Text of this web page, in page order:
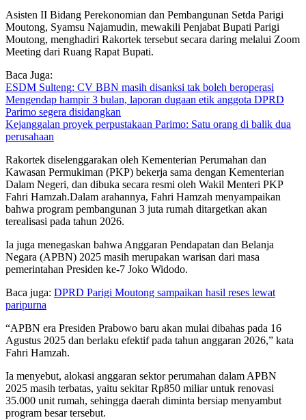
Asisten II Bidang Perekonomian dan Pembangunan Setda Parigi
Moutong, Syamsu Najamudin, mewakili Penjabat Bupati Parigi
Moutong, menghadiri Rakortek tersebut secara daring melalui Zoom
Meeting dari Ruang Rapat Bupati.
Baca Juga:
ESDM Sulteng: CV BBN masih disanksi tak boleh beroperasi
Mengendap hampir 3 bulan, laporan dugaan etik anggota DPRD
Parimo segera disidangkan
Kejanggalan proyek perpustakaan Parimo: Satu orang di balik dua
perusahaan
Rakortek diselenggarakan oleh Kementerian Perumahan dan
Kawasan Permukiman (PKP) bekerja sama dengan Kementerian
Dalam Negeri, dan dibuka secara resmi oleh Wakil Menteri PKP
Fahri Hamzah.Dalam arahannya, Fahri Hamzah menyampaikan
bahwa program pembangunan 3 juta rumah ditargetkan akan
terealisasi pada tahun 2026.
Ia juga menegaskan bahwa Anggaran Pendapatan dan Belanja
Negara (APBN) 2025 masih merupakan warisan dari masa
pemerintahan Presiden ke-7 Joko Widodo.
Baca juga: DPRD Parigi Moutong sampaikan hasil reses lewat
paripurna
“APBN era Presiden Prabowo baru akan mulai dibahas pada 16
Agustus 2025 dan berlaku efektif pada tahun anggaran 2026,” kata
Fahri Hamzah.
Ia menyebut, alokasi anggaran sektor perumahan dalam APBN
2025 masih terbatas, yaitu sekitar Rp850 miliar untuk renovasi
35.000 unit rumah, sehingga daerah diminta bersiap menyambut
program besar tersebut.